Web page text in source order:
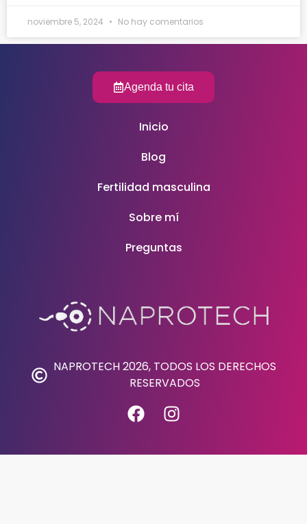
noviembre 5, 2024 No hay comentarios
NAPROTECH 2026, TODOS LOS DERECHOS
RESERVADOS
Inicio
Blog
Fertilidad masculina
Sobre mí
Preguntas
Agenda tu cita